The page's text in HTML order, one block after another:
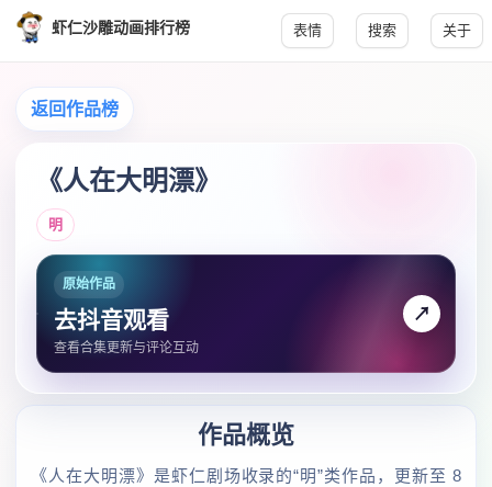
虾仁沙雕动画排行榜 表情 搜索 关于
返回作品榜
《人在大明漂》
明
原始作品
去抖音观看
查看合集更新与评论互动
↗
作品概览
《人在大明漂》是虾仁剧场收录的“明”类作品，更新至 8